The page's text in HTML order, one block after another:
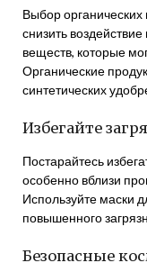
Выбор
снизить
веществ, которые
Органические
синтетических
Избегайте
Постарайтесь
особенно вблизи
Используйте маски
повышенного
Безопасные